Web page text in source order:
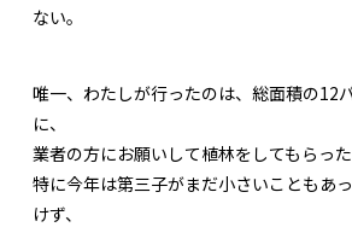
ない。
唯一、わたしが行ったのは、総面積の12
に、
業者の方にお願いして植林をしてもらった
特に今年は第三子がまだ小さいこともあ
けず、